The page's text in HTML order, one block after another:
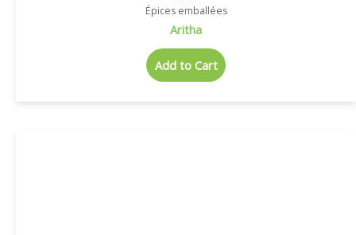
Épices emballées
Aritha
Add to Cart